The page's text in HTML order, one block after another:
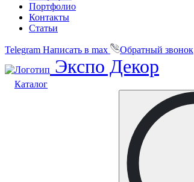
Портфолио
Контакты
Статьи
Telegram Написать в max Обратный звонок
Экспо Декор
Каталог